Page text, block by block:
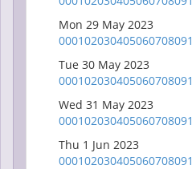
Mon 29 May 2023
00010203040506070809
Tue 30 May 2023
00010203040506070809
Wed 31 May 2023
00010203040506070809
Thu 1 Jun 2023
00010203040506070809